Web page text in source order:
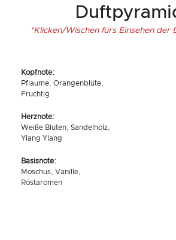
*Klicken/Wischen fürs Einsehen der
Kopfnote:
Pflaume, Orangenblüte,
Fruchtig
Herznote:
Weiße Blüten, Sandelholz,
Ylang Ylang
Basisnote:
Moschus, Vanille,
Röstaromen